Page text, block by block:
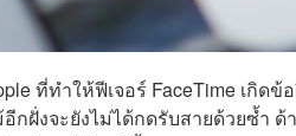
ที่ทำให้ฟีเจอร์ FaceTime เกิดข้
กฝั่งจะยังไม่ได้กดรับสายด้วยซ้ำ ด้